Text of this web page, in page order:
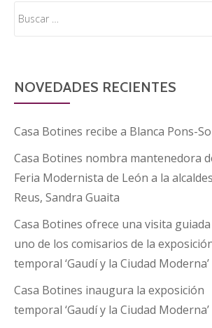
NOVEDADES RECIENTES
Casa Botines recibe a Blanca Pons-
Casa Botines nombra mantenedora
Feria Modernista de León a la
Reus, Sandra Guaita
Casa Botines ofrece una visita
uno de los comisarios de la
temporal ‘Gaudí y la Ciudad Moderna’
Casa Botines inaugura la exposición
temporal ‘Gaudí y la Ciudad Moderna’